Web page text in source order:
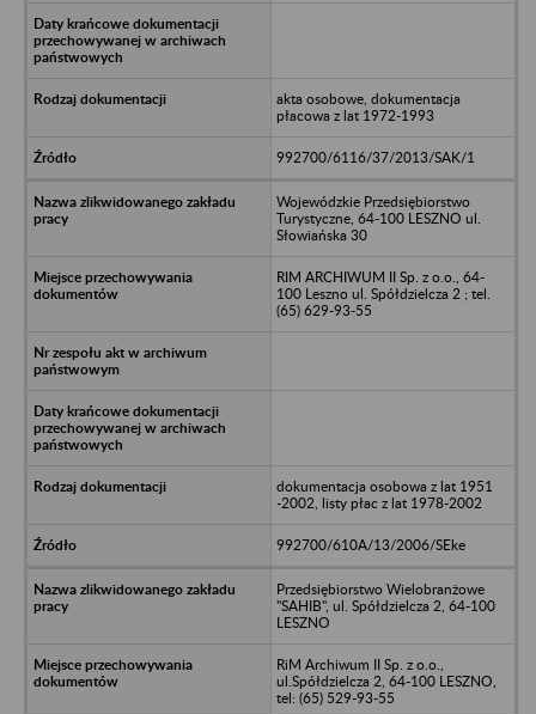
akta osobowe, dokumentacja
płacowa z lat 1972-1993
992700/6116/37/2013/SAK/1
Wojewódzkie Przedsiębiorstwo
Turystyczne, 64-100 LESZNO ul.
Słowiańska 30
RIM ARCHIWUM II Sp. z o.o., 64-
100 Leszno ul. Spółdzielcza 2 ; tel.
(65) 629-93-55
dokumentacja osobowa z lat 1951
-2002, listy płac z lat 1978-2002
992700/610A/13/2006/SEke
Przedsiębiorstwo Wielobranżowe
"SAHIB", ul. Spółdzielcza 2, 64-100
LESZNO
RiM Archiwum II Sp. z o.o.,
ul.Spółdzielcza 2, 64-100 LESZNO,
tel: (65) 529-93-55